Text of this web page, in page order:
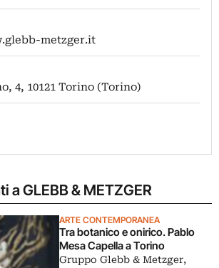
metzger.it
4, 10121 Torino (Torino)
a GLEBB & METZGER
ARTE CONTEMPORANEA
Tra botanico e onirico. Pablo
Mesa Capella a Torino
Gruppo Glebb & Metzger,